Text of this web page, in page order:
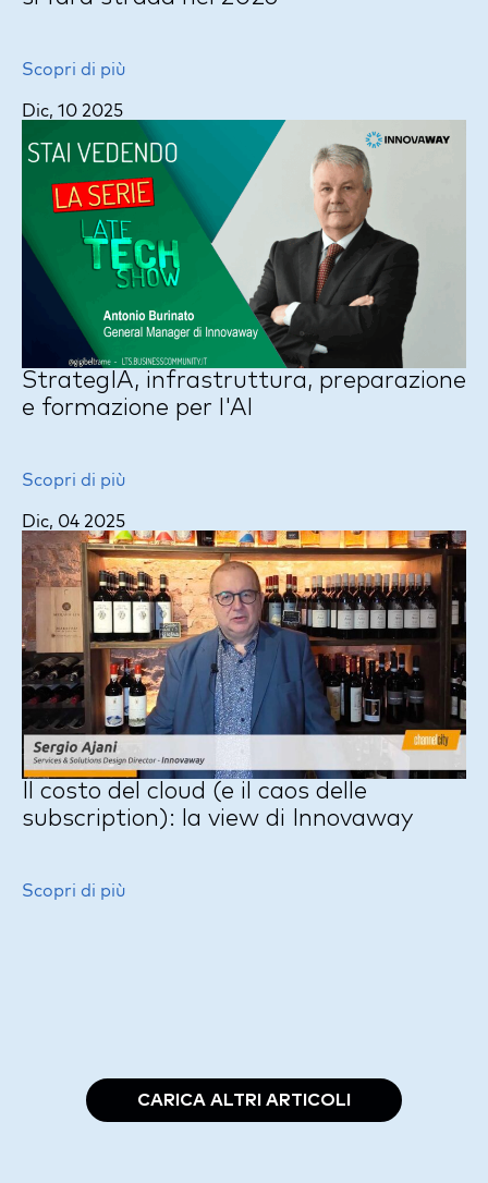
Scopri di più
Dic, 10 2025
StrategIA, infrastruttura, preparazione
e formazione per l'AI
Scopri di più
Dic, 04 2025
Il costo del cloud (e il caos delle
subscription): la view di Innovaway
Scopri di più
CARICA ALTRI ARTICOLI